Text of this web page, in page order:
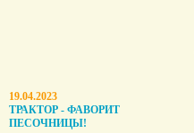
19.04.2023
ТРАКТОР - ФАВОРИТ
ПЕСОЧНИЦЫ!